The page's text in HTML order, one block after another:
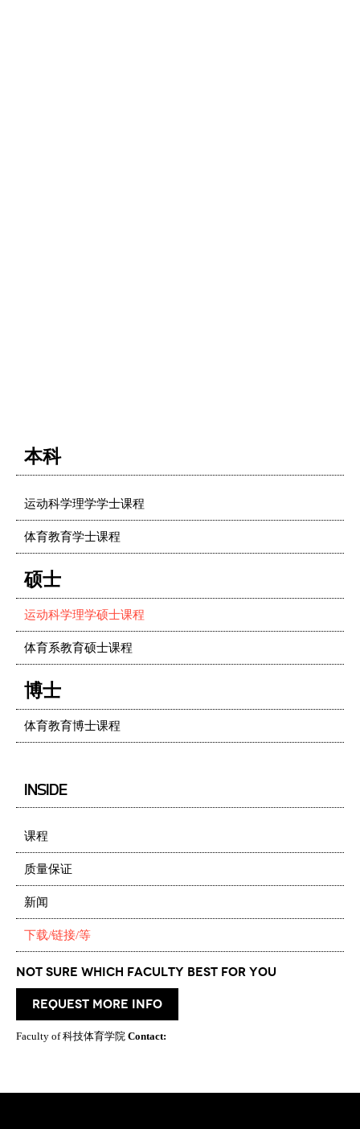
本科
运动科学理学学士课程
体育教育学士课程
硕士
运动科学理学硕士课程
体育系教育硕士课程
博士
体育教育博士课程
INSIDE
课程
质量保证
新闻
下载/链接/等
Not Sure which Faculty best for you
request more info
Faculty of 科技体育学院 Contact: